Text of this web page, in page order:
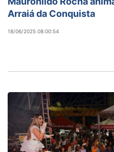
Arraiá da Conquista
18/06/2025 08:00:54